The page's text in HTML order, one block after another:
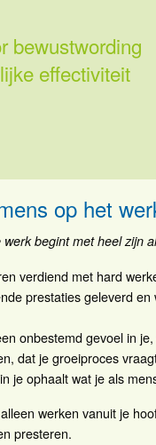
bewustwording
effectiviteit
op het
begint met heel zijn
verdiend met hard
prestaties geleverd en
onbestemd gevoel in
dat je groeiproces
je ophaalt wat je als
werken vanuit je
presteren.